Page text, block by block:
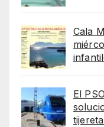
Cala
El